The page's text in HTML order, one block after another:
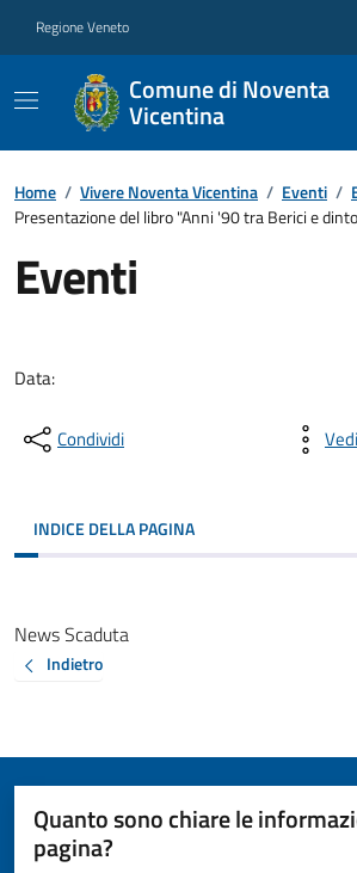
Regione Veneto
Comune di Noventa
Vicentina
Home / Vivere Noventa Vicentina / Eventi /
Presentazione del libro "Anni '90 tra Berici e
Eventi
Data:
Condividi
INDICE DELLA PAGINA
News Scaduta
Indietro
Quanto sono chiare le
pagina?